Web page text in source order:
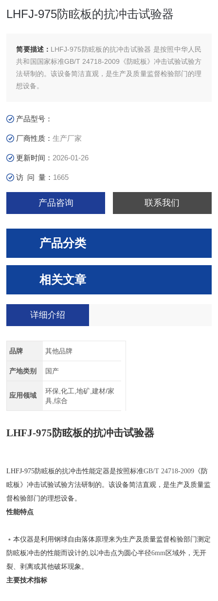
LHFJ-975防眩板的抗冲击试验器
简要描述： LHFJ-975防眩板的抗冲击试验器 是按照中华人民
共和国国家标准GB/T 24718-2009《防眩板》冲击试验试验方
法研制的。该设备简洁直观，是生产及质量监督检验部门的理
想设备。
产品型号：
厂商性质：生产厂家
更新时间： 2026-01-26
访 问 量： 1665
产品咨询 联系我们
产品分类
相关文章
详细介绍
品牌 其他品牌
产地类别 国产
应用领域
环保,化工,地矿,建材/家
具,综合
LHFJ-975防眩板的抗冲击试验器
LHFJ-975防眩板的抗冲击性能定器是按照标准GB/T 24718-2009 《防
眩板》冲击试验试验方法研制的。该设备简洁直观，是生产及质量监
督检验部门的理想设备。
性能特点
﹡本仪器是利用钢球自由落体原理来为生产及质量监督检验部门测定
防眩板冲击的性能而设计的, 以冲击点为圆心半径6mm 区域外，无开
裂、剥离或其他破坏现象。
主要技术指标